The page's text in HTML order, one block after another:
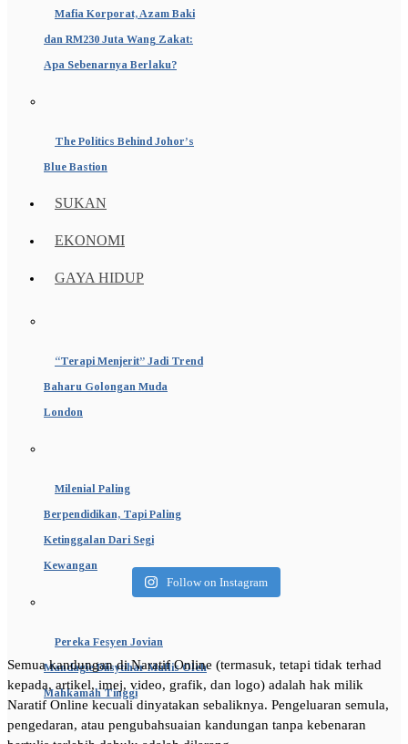
Mafia Korporat, Azam Baki
dan RM230 Juta Wang Zakat:
Apa Sebenarnya Berlaku?
The Politics Behind Johor’s
Blue Bastion
SUKAN
EKONOMI
GAYA HIDUP
“Terapi Menjerit” Jadi Trend
Baharu Golongan Muda
London
Milenial Paling
Berpendidikan, Tapi Paling
Ketinggalan Dari Segi
Kewangan
Pereka Fesyen Jovian
Mandagie Diisytihar Muflis Oleh
Mahkamah Tinggi
Follow on Instagram
Semua kandungan di Naratif Online (termasuk, tetapi tidak terhad
kepada, artikel, imej, video, grafik, dan logo) adalah hak milik
Naratif Online kecuali dinyatakan sebaliknya. Pengeluaran semula,
pengedaran, atau pengubahsuaian kandungan tanpa kebenaran